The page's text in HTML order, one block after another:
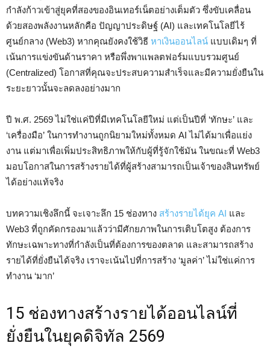
กำลังก้าวเข้าสู่ยุคที่สองของอินเทอร์เน็ตอย่างเต็มตัว ซึ่งขับเคลื่อน
ด้วยสองพลังงานหลักคือ ปัญญาประดิษฐ์ (AI) และเทคโนโลยีไร้
ศูนย์กลาง (Web3) หากคุณยังคงใช้วิธี หาเงินออนไลน์ แบบเดิมๆ ที่
เน้นการแข่งขันด้านราคา หรือพึ่งพาแพลตฟอร์มแบบรวมศูนย์
(Centralized) โอกาสที่คุณจะประสบความสำเร็จและมีความยั่งยืนใน
ระยะยาวนั้นจะลดลงอย่างมาก
ปี พ.ศ. 2569 ไม่ใช่แค่ปีที่มีเทคโนโลยีใหม่ แต่เป็นปีที่ ‘ทักษะ’ และ
‘เครื่องมือ’ ในการทำงานถูกนิยามใหม่ทั้งหมด AI ไม่ได้มาเพื่อแย่ง
งาน แต่มาเพื่อเพิ่มประสิทธิภาพให้กับผู้ที่รู้จักใช้มัน ในขณะที่ Web3
มอบโอกาสในการสร้างรายได้ที่ผู้สร้างสามารถเป็นเจ้าของสินทรัพย์
ได้อย่างแท้จริง
บทความเชิงลึกนี้ จะเจาะลึก 15 ช่องทาง สร้างรายได้ยุค AI และ
Web3 ที่ถูกคัดกรองมาแล้วว่ามีศักยภาพในการเติบโตสูง ต้องการ
ทักษะเฉพาะทางที่กำลังเป็นที่ต้องการของตลาด และสามารถสร้าง
รายได้ที่ยั่งยืนได้จริง เราจะเน้นไปที่การสร้าง ‘มูลค่า’ ไม่ใช่แค่การ
ทำงาน ‘มาก’
15 ช่องทางสร้างรายได้ออนไลน์ที่
ยั่งยืนในยุคดิจิทัล 2569